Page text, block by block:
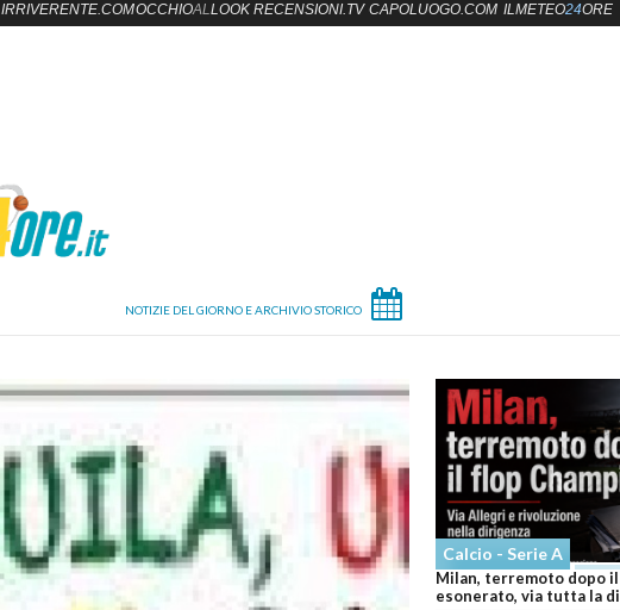
Calcio - Serie A
Milan, terremoto dopo il flop Champions: Allegri
esonerato, via tutta la dirigenza
IRRIVERENTE.COMOCCHIOALLOOK RECENSIONI.TV CAPOLUOGO.COM ILMETEO24ORE